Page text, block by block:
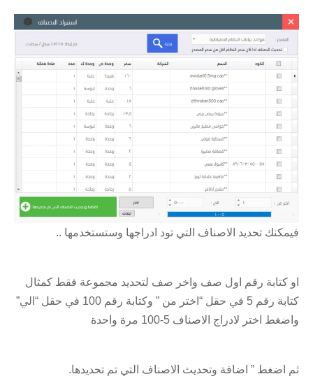
فيمكنك تحديد الاصناف التي تود ادراجها وستستخدمها ..
او كتابة رقم اول صف واخر صف لتحديد مجموعة فقط كمثال
كتابة رقم 5 في حقل “اختر من ” وكتابة رقم 100 في حقل “الي”
واضغط اختر لادراج الاصناف 5-100 مرة واحدة
ثم اضغط ” اضافة وتحديث الاصناف التي تم تحديدها.